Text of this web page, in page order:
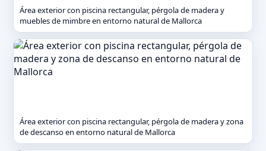
Área exterior con piscina rectangular, pérgola de madera y
muebles de mimbre en entorno natural de Mallorca
Área exterior con piscina rectangular, pérgola de madera y zona
de descanso en entorno natural de Mallorca